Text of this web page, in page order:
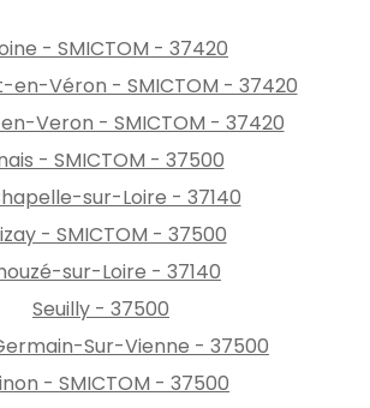
- SMICTOM - 37420
en-Véron - SMICTOM - 37420
Veron - SMICTOM - 37420
- SMICTOM - 37500
sur-Loire - 37140
- SMICTOM - 37500
sur-Loire - 37140
Seuilly - 37500
Sur-Vienne - 37500
- SMICTOM - 37500